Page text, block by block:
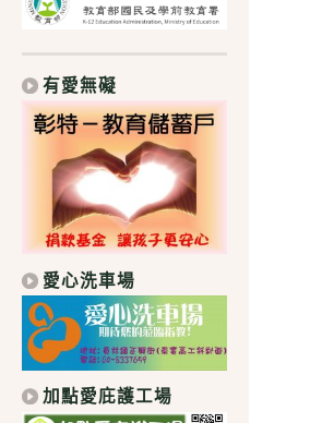
有愛無礙
愛心洗車場
加點愛庇護工場